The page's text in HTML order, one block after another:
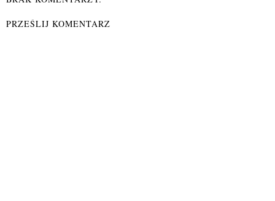
PRZEŚLIJ KOMENTARZ